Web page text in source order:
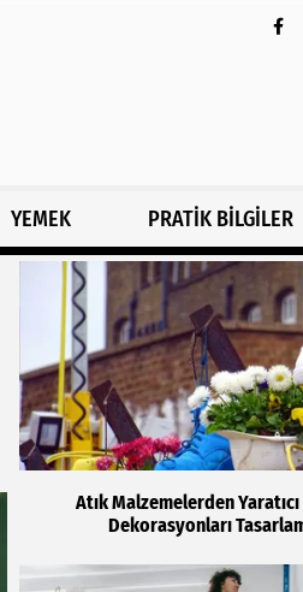
YEMEK PRATİK BİLGİLER
Atık Malzemelerden
Dekorasyonları